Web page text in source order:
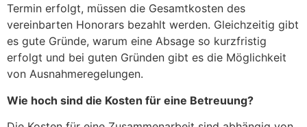
Termin erfolgt, müssen die Gesamtkosten des
vereinbarten Honorars bezahlt werden. Gleichzeitig gibt
es gute Gründe, warum eine Absage so kurzfristig
erfolgt und bei guten Gründen gibt es die Möglichkeit
von Ausnahmeregelungen.
Wie hoch sind die Kosten für eine Betreuung?